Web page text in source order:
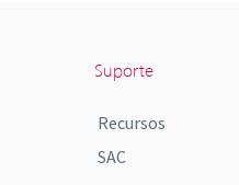
Suporte
Recursos
SAC